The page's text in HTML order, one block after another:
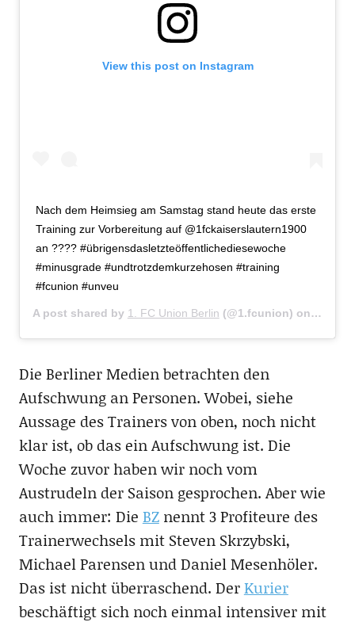
View this post on Instagram
Nach dem Heimsieg am Samstag stand heute das erste
Training zur Vorbereitung auf @1fckaiserslautern1900
an ???? #übrigensdasletzteöffentlichediesewoche
#minusgrade #undtrotzdemkurzehosen #training
#fcunion #unveu
A post shared by 1. FC Union Berlin (@1.fcunion) on Feb
Die Berliner Medien betrachten den
Aufschwung an Personen. Wobei, siehe
Aussage des Trainers von oben, noch nicht
klar ist, ob das ein Aufschwung ist. Die
Woche zuvor haben wir noch vom
Austrudeln der Saison gesprochen. Aber wie
auch immer: Die BZnennt 3 Profiteure des
Trainerwechsels mit Steven Skrzybski,
Michael Parensen und Daniel Mesenhöler.
Das ist nicht überraschend. DerKurier
beschäftigt sich noch einmal intensiver mit